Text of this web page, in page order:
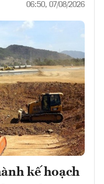
06:50, 07/08/2026
kế hoạch